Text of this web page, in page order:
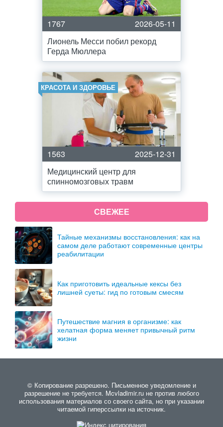
1767
2026-05-11
Лионель Месси побил рекорд
Герда Мюллера
КРАСОТА И ЗДОРОВЬЕ
1563
2025-12-31
Медицинский центр для
спинномозговых травм
СВЕЖЕЕ
Тайные механизмы восстановления: как на
самом деле работают современные центры
реабилитации
Как приготовить идеальные кексы без
лишней суеты: гид по готовым смесям
Путешествие магния в организме: как
хелатная форма меняет привычный ритм
жизни
© Копирование разрешено. Письменное уведомление и
разрешение не требуется. Mcvladimir.ru не против любого
использования материалов со своего сайта, но при указании
читаемой гиперссылки на источник.